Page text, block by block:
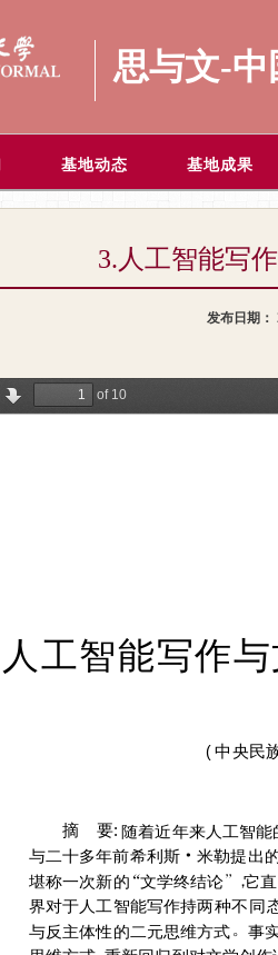
思与文-
基地动态 基地成果
3.人工智能写
发布日期：